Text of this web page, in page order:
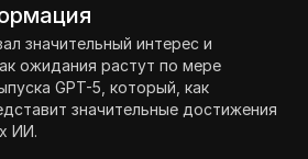
значительный интерес и
ожидания растут по мере
GPT-5, который, как
значительные достижения
ИИ.